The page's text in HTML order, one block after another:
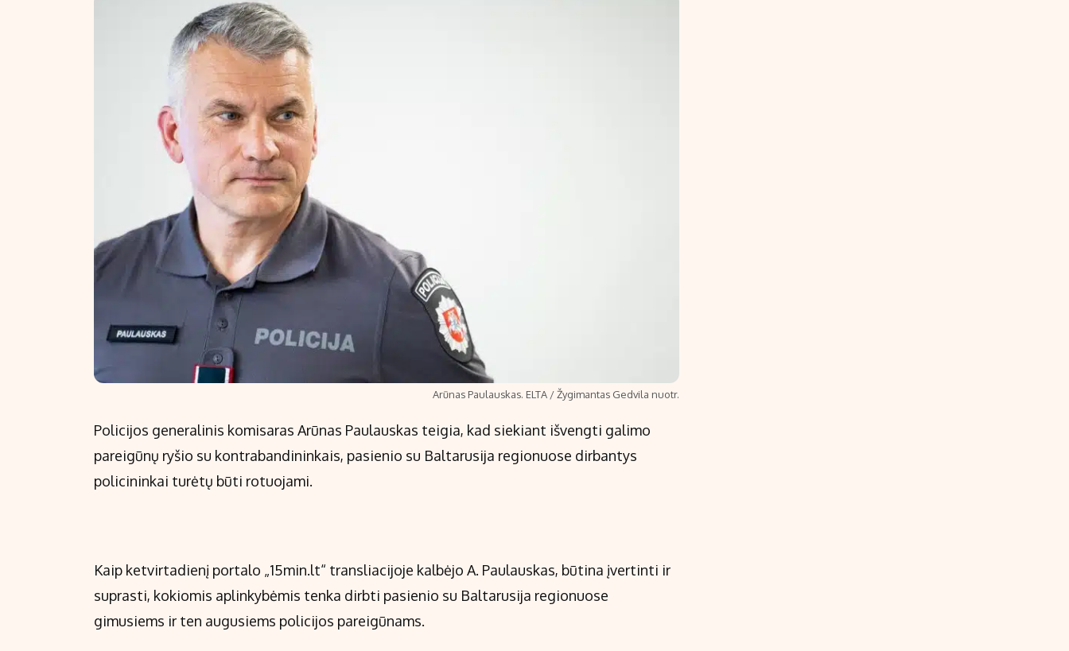
Arūnas Paulauskas. ELTA / Žygimantas Gedvila nuotr.
Policijos generalinis komisaras Arūnas Paulauskas teigia, kad siekiant išvengti galimo
pareigūnų ryšio su kontrabandininkais, pasienio su Baltarusija regionuose dirbantys
policininkai turėtų būti rotuojami.
Kaip ketvirtadienį portalo „15min.lt“ transliacijoje kalbėjo A. Paulauskas, būtina įvertinti ir
suprasti, kokiomis aplinkybėmis tenka dirbti pasienio su Baltarusija regionuose
gimusiems ir ten augusiems policijos pareigūnams.